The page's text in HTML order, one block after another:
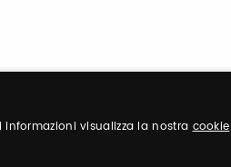
informazioni visualizza la nostracookie